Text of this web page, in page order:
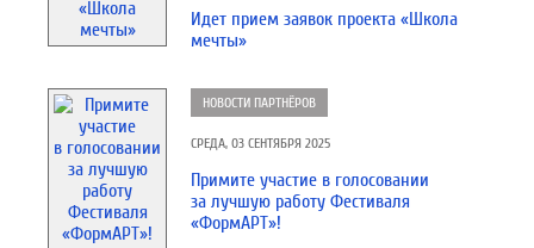
Идет прием заявок проекта «Школа
мечты»
НОВОСТИ ПАРТНЁРОВ
СРЕДА, 03 СЕНТЯБРЯ 2025
Примите участие в голосовании
за лучшую работу Фестиваля
«ФормАРТ»!